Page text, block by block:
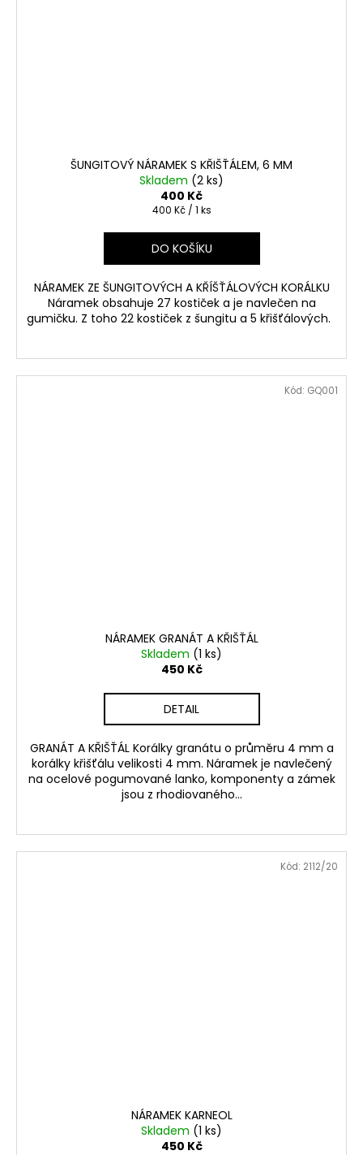
ŠUNGITOVÝ NÁRAMEK S KŘIŠŤÁLEM, 6 MM
Skladem (2 ks)
400 Kč
Měrná
400 Kč / 1 ks
DO KOŠÍKU
NÁRAMEK ZE ŠUNGITOVÝCH A KŘÍŠŤÁLOVÝCH KORÁLKU
Náramek obsahuje 27 kostiček a je navlečen na
gumičku. Z toho 22 kostiček z šungitu a 5 křišťálových.
NÁRAMEK GRANÁT A KŘIŠŤÁL
Skladem (1 ks)
450 Kč
DETAIL
GRANÁT A KŘIŠŤÁL Korálky granátu o průměru 4 mm a
korálky křišťálu velikosti 4 mm. Náramek je navlečený
na ocelové pogumované lanko, komponenty a zámek
jsou z rhodiovaného...
Kód: GQ001
NÁRAMEK KARNEOL
Skladem (1 ks)
450 Kč
Kód: 2112/20